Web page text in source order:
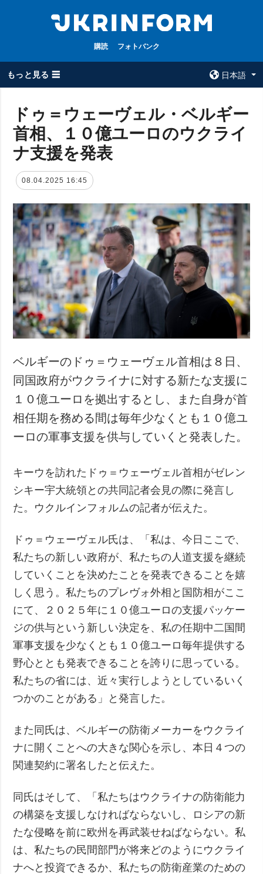
購読 フォトバンク
もっと見る ☰
日本語
全てのトピック
戦争
政治
経済・復興
防衛
社会・文化
スポーツ
犯罪
事故・緊急事態
ウクルインフォ
追加
特集
インタビュー
写真
動画
サービス
購読
フォトバンク
ドゥ＝ウェーヴェル・ベルギー
首相、１０億ユーロのウクライ
ナ支援を発表
08.04.2025 16:45
ベルギーのドゥ＝ウェーヴェル首相は８日、
同国政府がウクライナに対する新たな支援に
１０億ユーロを拠出するとし、また自身が首
相任期を務める間は毎年少なくとも１０億ユ
ーロの軍事支援を供与していくと発表した。
キーウを訪れたドゥ＝ウェーヴェル首相がゼレン
シキー宇大統領との共同記者会見の際に発言し
た。ウクルインフォルムの記者が伝えた。
ドゥ＝ウェーヴェル氏は、「私は、今日ここで、
私たちの新しい政府が、私たちの人道支援を継続
していくことを決めたことを発表できることを嬉
しく思う。私たちのプレヴォ外相と国防相がここ
にて、２０２５年に１０億ユーロの支援パッケー
ジの供与という新しい決定を、私の任期中二国間
軍事支援を少なくとも１０億ユーロ毎年提供する
野心ととも発表できることを誇りに思っている。
私たちの省には、近々実行しようとしているいく
つかのことがある」と発言した。
また同氏は、ベルギーの防衛メーカーをウクライ
ナに開くことへの大きな関心を示し、本日４つの
関連契約に署名したと伝えた。
同氏はそして、「私たちはウクライナの防衛能力
の構築を支援しなければならないし、ロシアの新
たな侵略を前に欧州を再武装せねばならない。私
は、私たちの民間部門が将来どのようにウクライ
ナへと投資できるか、私たちの防衛産業のための